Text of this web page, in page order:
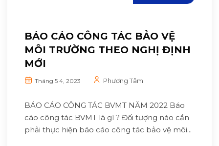
BÁO CÁO CÔNG TÁC BẢO VỆ
MÔI TRƯỜNG THEO NGHỊ ĐỊNH
MỚI
Tháng 5 4, 2023 Phương Tâm
BÁO CÁO CÔNG TÁC BVMT NĂM 2022 Báo
cáo công tác BVMT là gì ? Đối tượng nào cần
phải thực hiện báo cáo công tác bảo vệ môi...